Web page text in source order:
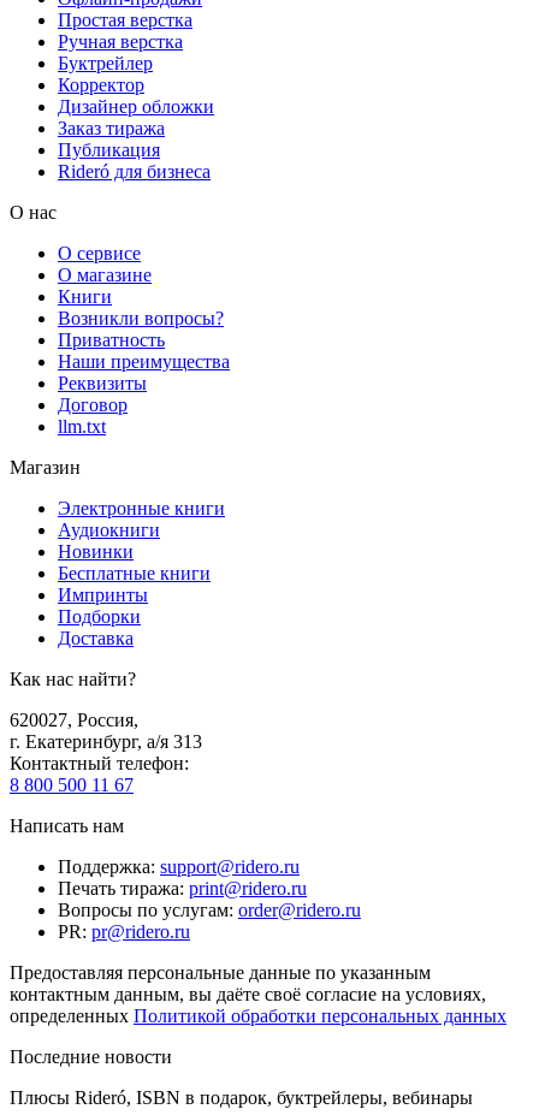
Простая верстка
Ручная верстка
Буктрейлер
Корректор
Дизайнер обложки
Заказ тиража
Публикация
Rideró для бизнеса
О нас
О сервисе
О магазине
Книги
Возникли вопросы?
Приватность
Наши преимущества
Реквизиты
Договор
llm.txt
Магазин
Электронные книги
Аудиокниги
Новинки
Бесплатные книги
Импринты
Подборки
Доставка
Как нас найти?
620027, Россия,
г. Екатеринбург, а/я 313
Контактный телефон:
8 800 500 11 67
Написать нам
Поддержка: support@ridero.ru
Печать тиража: print@ridero.ru
Вопросы по услугам: order@ridero.ru
PR: pr@ridero.ru
Предоставляя персональные данные по указанным
контактным данным, вы даёте своё согласие на условиях,
определенных Политикой обработки персональных данных
Последние новости
Плюсы Rideró, ISBN в подарок, буктрейлеры, вебинары